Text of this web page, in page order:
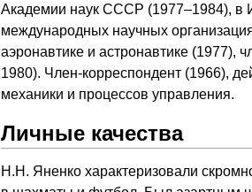
Академии наук СССР (1977–1984), в
международных научных
аэронавтике и астронавтике
1980). Член-корреспондент (1966),
механики и процессов управления.
Личные качества
Н.Н. Яненко характеризовали